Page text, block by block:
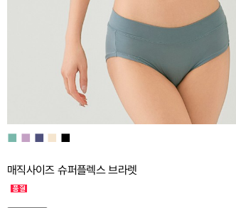
■ ■ ■ ■ ■
매직사이즈 슈퍼플렉스 브라렛